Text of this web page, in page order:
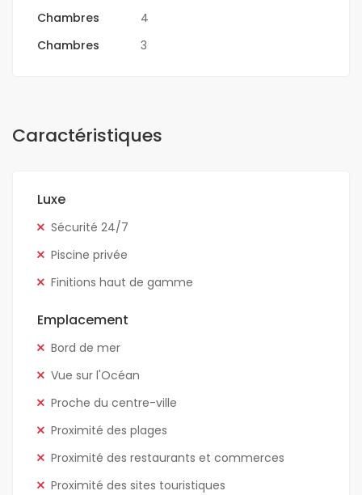
Chambres
4
Chambres
3
Caractéristiques
Luxe
Sécurité 24/7
Piscine privée
Finitions haut de gamme
Emplacement
Bord de mer
Vue sur l'Océan
Proche du centre-ville
Proximité des plages
Proximité des restaurants et commerces
Proximité des sites touristiques